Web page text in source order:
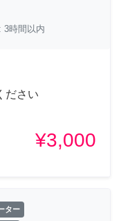
3時間以内
ださい
¥3,000
ター